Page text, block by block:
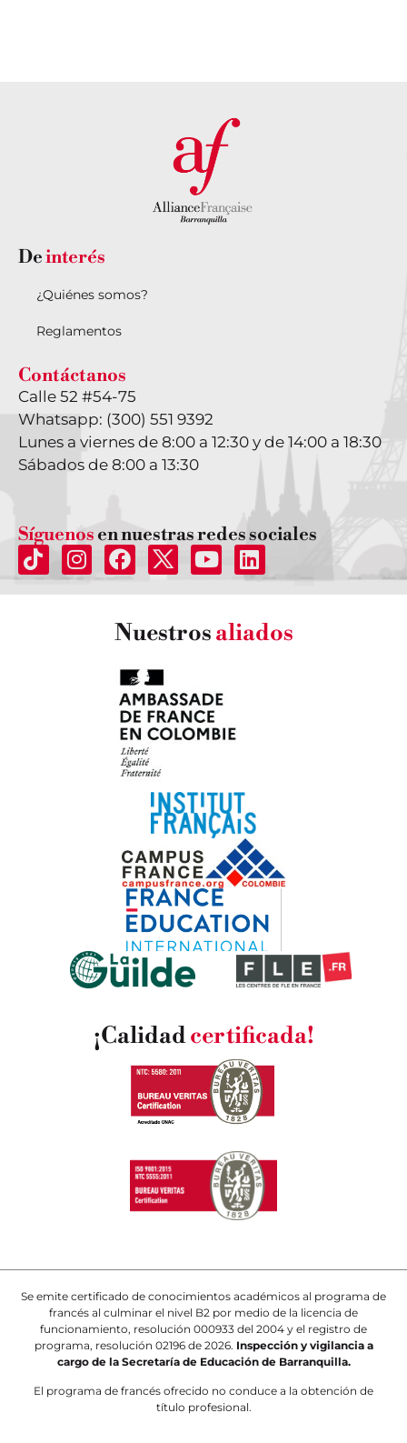
Deinterés
¿Quiénes somos?
Reglamentos
Contáctanos
Calle 52 #54-75
Whatsapp: (300) 551 9392
Lunes a viernes de 8:00 a 12:30 y de 14:00 a 18:30
Sábados de 8:00 a 13:30
Síguenos en nuestras redes sociales
Nuestrosaliados
¡Calidadcertificada!
Se emite certificado de conocimientos académicos al programa de
francés al culminar el nivel B2 por medio de la licencia de
funcionamiento, resolución 000933 del 2004 y el registro de
programa, resolución 02196 de 2026. Inspección y vigilancia a
cargo de la Secretaría de Educación de Barranquilla.
El programa de francés ofrecido no conduce a la obtención de
título profesional.